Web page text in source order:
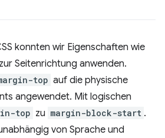
konnten wir Eigenschaften wie
Seitenrichtung anwenden.
top auf die physische
angewendet. Mit logischen
top zu margin-block-start .
von Sprache und